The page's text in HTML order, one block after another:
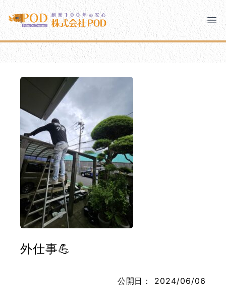
メインコンテンツにスキップ
株式会社ペイント・オン・デマンド
千葉の外壁塗装・屋根塗装なら創業100年の安心 ペイン
株式会社ペイント・オン・デマンド
モバイルメニュー
PODのまちづくり 安心の取り組み
ご相談と流れ
PODについて
外仕事💪
公開日： 2024/06/06